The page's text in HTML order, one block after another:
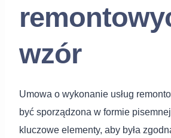
wzór
Umowa o wykonanie usług
być sporządzona w formie
kluczowe elementy, aby była